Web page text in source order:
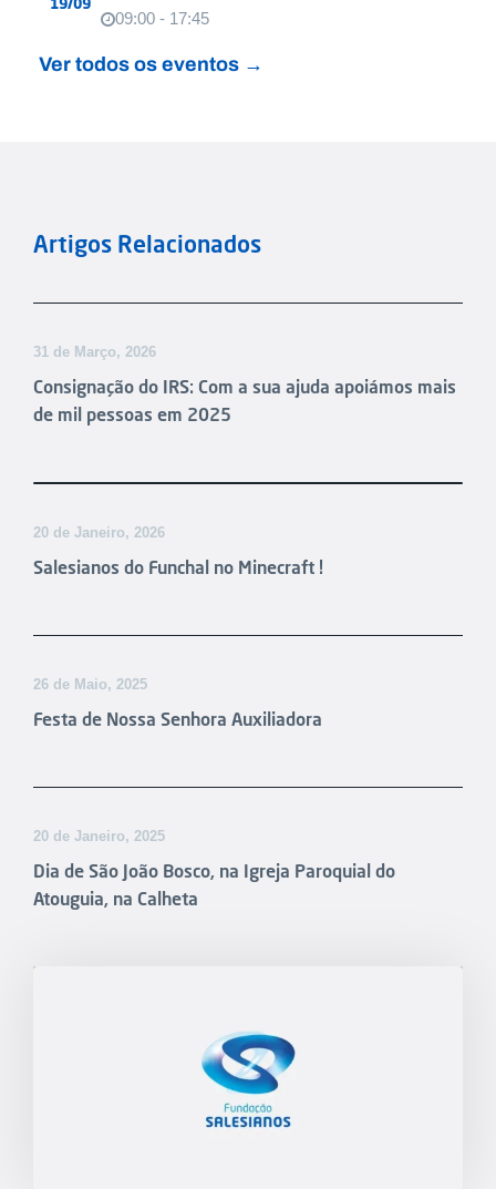
09:00 - 17:45
Ver todos os eventos →
Artigos Relacionados
31 de Março, 2026
Consignação do IRS: Com a sua ajuda apoiámos mais
de mil pessoas em 2025
20 de Janeiro, 2026
Salesianos do Funchal no Minecraft !
26 de Maio, 2025
Festa de Nossa Senhora Auxiliadora
20 de Janeiro, 2025
Dia de São João Bosco, na Igreja Paroquial do
Atouguia, na Calheta